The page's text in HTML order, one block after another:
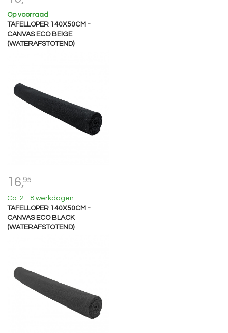
Op voorraad
TAFELLOPER 140X50CM -
CANVAS ECO BEIGE
(WATERAFSTOTEND)
16,95
Ca. 2 - 8 werkdagen
TAFELLOPER 140X50CM -
CANVAS ECO BLACK
(WATERAFSTOTEND)